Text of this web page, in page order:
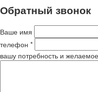
Обратный звонок
Ваше имя
телефон *
вашу потребность и